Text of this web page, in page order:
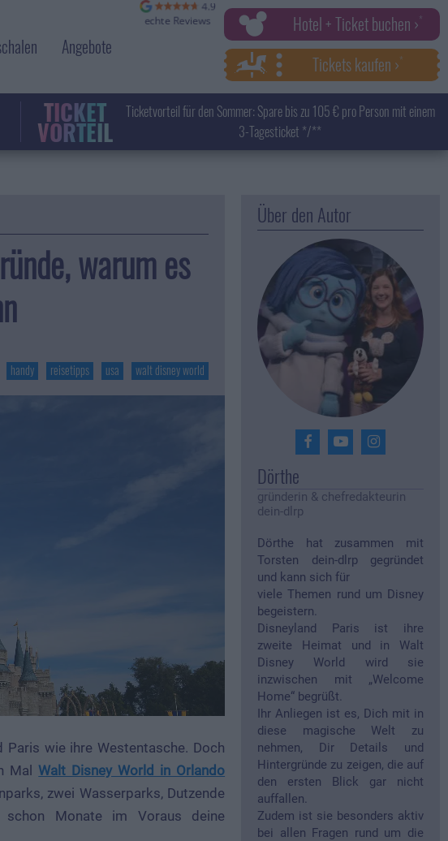
Angebote
Hotel + Ticket buchen ›
Tickets kaufen ›
TICKET
VORTEIL
Ticketvorteil für den Sommer: Spare bis zu 105 € pro Person mit einem
3-Tagesticket */**
warum es
handy reisetipps usa walt disney world
Paris wie ihre Westentasche. Doch
Mal Walt Disney World in Orlando
zwei Wasserparks, Dutzende
Monate im Voraus deine
Über den Autor
Dörthe
gründerin & chefredakteurin
dein-dlrp
Dörthe hat zusammen mit
Torsten dein-dlrp gegründet
und kann sich für
viele Themen rund um Disney
begeistern.
Disneyland Paris ist ihre
zweite Heimat und in Walt
Disney World wird sie
inzwischen mit „Welcome
Home“ begrüßt.
Ihr Anliegen ist es, Dich mit in
diese magische Welt zu
nehmen, Dir Details und
Hintergründe zu zeigen, die auf
den ersten Blick gar nicht
auffallen.
Zudem ist sie besonders aktiv
bei allen Fragen rund um die